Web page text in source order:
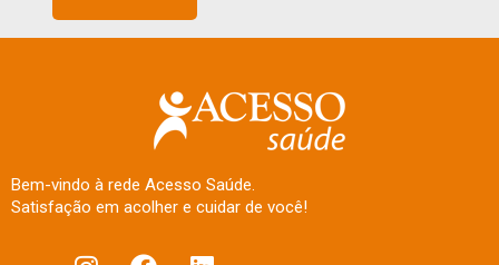
Bem-vindo à rede Acesso Saúde.
Satisfação em acolher e cuidar de você!